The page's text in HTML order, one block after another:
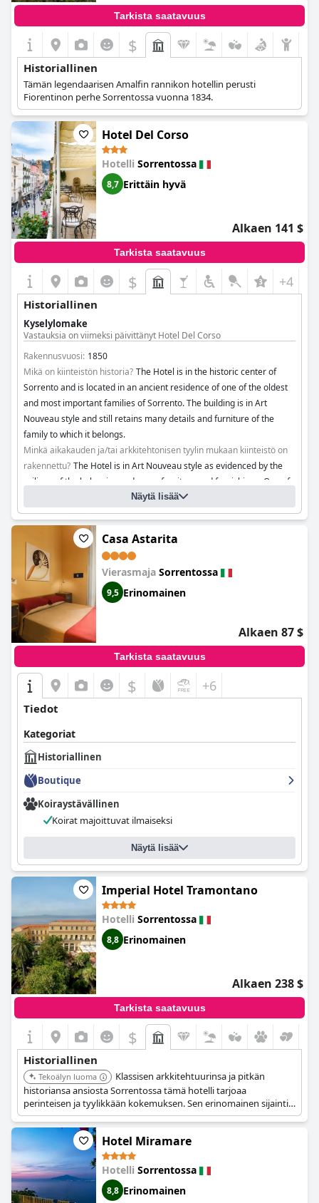
Tarkista saatavuus
$
Historiallinen
Tämän legendaarisen Amalfin rannikon hotellin perusti
Fiorentinon perhe Sorrentossa vuonna 1834.
Hotel Del Corso
Hotelli Sorrentossa
8,7 Erittäin hyvä
Alkaen 141 $
Tarkista saatavuus
$ +4
Historiallinen
Kyselylomake
Vastauksia on viimeksi päivittänyt Hotel Del Corso
Rakennusvuosi: 1850
Mikä on kiinteistön historia? The Hotel is in the historic center of
Sorrento and is located in an ancient residence of one of the oldest
and most important families of Sorrento. The building is in Art
Nouveau style and still retains many details and furniture of the
family to which it belongs.
Minkä aikakauden ja/tai arkkitehtonisen tyylin mukaan kiinteistö on
rakennettu? The Hotel is in Art Nouveau style as evidenced by the
railings of the balconies and some furniture and furnishings. One of
the most evocative details is a practical spiral staircase in cast iron
with Art Nouveau decorations. Many brides who have stayed in the
hotel have chosen this staircase to bring back a memory of their
most beautiful day.
Näytä lisää
Casa Astarita
Vierasmaja Sorrentossa
9,5 Erinomainen
Alkaen 87 $
Tarkista saatavuus
$ +6
Tiedot
Kategoriat
Historiallinen
Boutique
Koiraystävällinen
Koirat majoittuvat ilmaiseksi
Näytä lisää
Imperial Hotel Tramontano
Hotelli Sorrentossa
8,8 Erinomainen
Alkaen 238 $
Tarkista saatavuus
$
Historiallinen
Tekoälyn luoma
Klassisen arkkitehtuurinsa ja pitkän
historiansa ansiosta Sorrentossa tämä hotelli tarjoaa
perinteisen ja tyylikkään kokemuksen. Sen erinomainen sijainti
tarjoaa upeat näkymät ja helpon pääsyn kaupungin
historiallisiin kohteisiin.
Hotel Miramare
Hotelli Sorrentossa
8,8 Erinomainen